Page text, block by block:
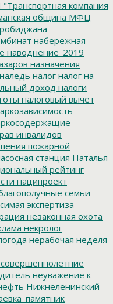
компания
община МФЦ
набережная
наводнение_2019
назначения
наледь налог налог на
доход налоги
налоговый вычет
инвалидов
пожарной
станция Наталья
рейтинг
наципроект
семьи
экспертиза
незаконная охота
некролог
нерабочая неделя
неуважение к
Нижнеленинский